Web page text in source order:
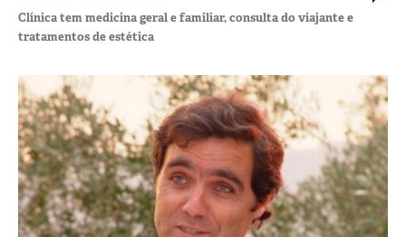
Clínica tem medicina geral e familiar, consulta do viajante e
tratamentos de estética